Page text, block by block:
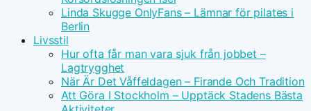
Linda Skugge OnlyFans – Lämnar för pilates i
Berlin
Livsstil
Hur ofta får man vara sjuk från jobbet –
Lagtrygghet
När Är Det Våffeldagen – Firande Och Tradition
Att Göra I Stockholm – Upptäck Stadens Bästa